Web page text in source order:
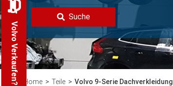
Suche
Home Teile Volvo 9-Serie Dachverkleidung
Volvo Verkaufen?